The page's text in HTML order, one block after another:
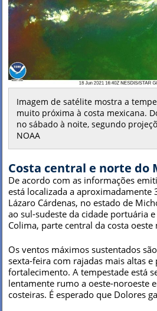
Imagem de satélite mostra a
muito próxima à costa mexicana.
no sábado à noite, segundo
NOAA
Costa central e norte do
De acordo com as informações
está localizada a
Lázaro Cárdenas, no estado de
ao sul-sudeste da cidade portuária
Colima, parte central da costa oeste
Os ventos máximos sustentados
sexta-feira com rajadas mais altas e
fortalecimento. A tempestade está
lentamente rumo a oeste-noroeste
costeiras. É esperado que Dolores